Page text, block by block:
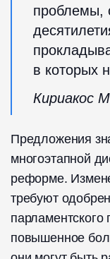
проблемы,
в которых
Кириакос
Предложения
многоэтапной
реформе.
требуют
повышенное